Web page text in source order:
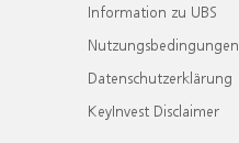
Information zu UBS
Nutzungsbedingungen
Datenschutzerklärung
KeyInvest Disclaimer